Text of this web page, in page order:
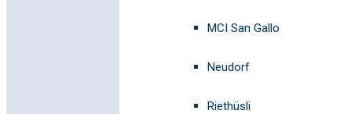
MCI San Gallo
Neudorf
Riethüsli